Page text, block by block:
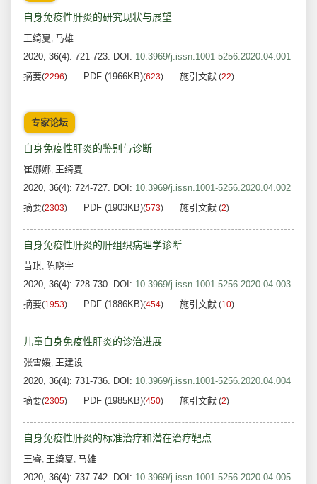
自身免疫性肝炎的研究现状与展望
王绮夏, 马雄
2020, 36(4): 721-723. DOI: 10.3969/j.issn.1001-5256.2020.04.001
摘要(2296) PDF (1966KB)(623) 施引文献 (22)
专家论坛
自身免疫性肝炎的鉴别与诊断
崔娜娜, 王绮夏
2020, 36(4): 724-727. DOI: 10.3969/j.issn.1001-5256.2020.04.002
摘要(2303) PDF (1903KB)(573) 施引文献 (2)
自身免疫性肝炎的肝组织病理学诊断
苗琪, 陈晓宇
2020, 36(4): 728-730. DOI: 10.3969/j.issn.1001-5256.2020.04.003
摘要(1953) PDF (1886KB)(454) 施引文献 (10)
儿童自身免疫性肝炎的诊治进展
张雪媛, 王建设
2020, 36(4): 731-736. DOI: 10.3969/j.issn.1001-5256.2020.04.004
摘要(2305) PDF (1985KB)(450) 施引文献 (2)
自身免疫性肝炎的标准治疗和潜在治疗靶点
王睿, 王绮夏, 马雄
2020, 36(4): 737-742. DOI: 10.3969/j.issn.1001-5256.2020.04.005